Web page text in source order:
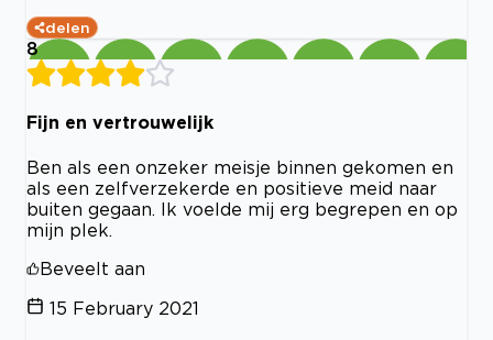
delen
8
Fijn en vertrouwelijk
Ben als een onzeker meisje binnen gekomen en
als een zelfverzekerde en positieve meid naar
buiten gegaan. Ik voelde mij erg begrepen en op
mijn plek.
Beveelt aan
15 February 2021